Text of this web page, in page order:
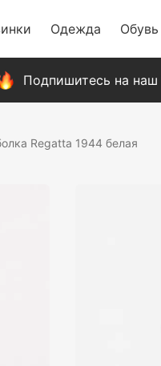
Одежда Обувь
Подпишитесь на наш
Regatta 1944 белая